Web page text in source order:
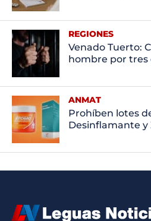
REGIONES
Venado Tuerto:
hombre por tres
ANMAT
Prohíben lotes
Desinflamante